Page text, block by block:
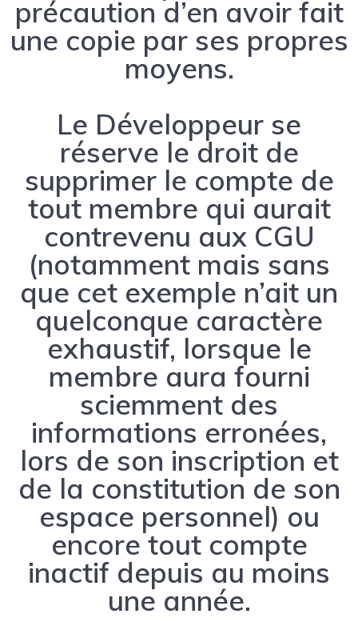
précaution d’en avoir fait
une copie par ses propres
moyens.
Le Développeur se
réserve le droit de
supprimer le compte de
tout membre qui aurait
contrevenu aux CGU
(notamment mais sans
que cet exemple n’ait un
quelconque caractère
exhaustif, lorsque le
membre aura fourni
sciemment des
informations erronées,
lors de son inscription et
de la constitution de son
espace personnel) ou
encore tout compte
inactif depuis au moins
une année.